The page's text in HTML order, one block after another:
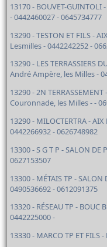
13170 - BOUVET-
- 0442460027 - 0645734777
13290 - TESTON ET FILS -
Lesmilles - 0442242252 -
13290 - LES TERRASSIERS
André Ampère, les Milles -
13290 - 2N
Couronnade, les Milles - -
13290 - MILOCTERTRA -
0442266932 - 0626748982
13300 - S G T P - SALON
0627153507
13300 - MÉTAIS TP -
0490536692 - 0612091375
13320 - RÉSEAU TP -
0442225000 -
13330 - MARCO TP ET FILS